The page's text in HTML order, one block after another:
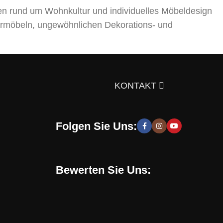
rund um Wohnkultur und individuelles Möbeldesign
ungewöhnlichen Dekorations- und
und stilvolle Lösungen, die Sie zur Schaffung
zu entwickeln. Sie erhalten speziell für Sie
Shop verwenden. Mit uns können Sie eine
KONTAKT
Folgen Sie Uns:
Bewerten Sie Uns: